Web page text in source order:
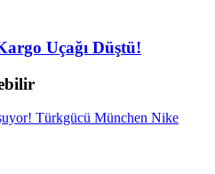
Uçağı Düştü!